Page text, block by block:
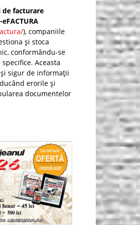
de facturare
), companiile
și stoca
conformându-se
Aceasta
sigur de informații
erorile și
documentelor